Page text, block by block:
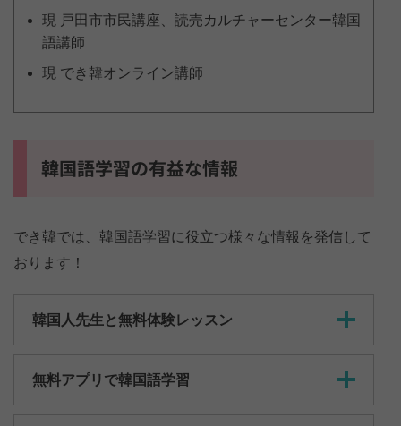
現 戸田市市民講座、読売カルチャーセンター韓国
語講師
現 でき韓オンライン講師
韓国語学習の有益な情報
でき韓では、韓国語学習に役立つ様々な情報を発信して
おります！
韓国人先生と無料体験レッスン
無料アプリで韓国語学習